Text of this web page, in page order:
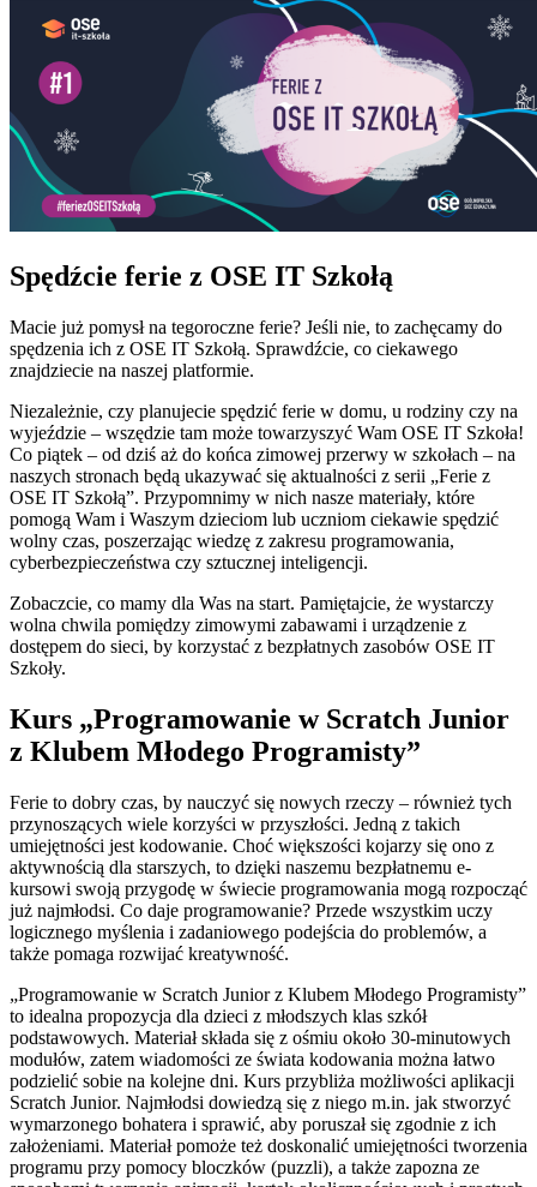
Spędźcie ferie z OSE IT Szkołą
Macie już pomysł na tegoroczne ferie? Jeśli nie, to zachęcamy do
spędzenia ich z OSE IT Szkołą. Sprawdźcie, co ciekawego
znajdziecie na naszej platformie.
Niezależnie, czy planujecie spędzić ferie w domu, u rodziny czy na
wyjeździe – wszędzie tam może towarzyszyć Wam OSE IT Szkoła!
Co piątek – od dziś aż do końca zimowej przerwy w szkołach – na
naszych stronach będą ukazywać się aktualności z serii „Ferie z
OSE IT Szkołą”. Przypomnimy w nich nasze materiały, które
pomogą Wam i Waszym dzieciom lub uczniom ciekawie spędzić
wolny czas, poszerzając wiedzę z zakresu programowania,
cyberbezpieczeństwa czy sztucznej inteligencji.
Zobaczcie, co mamy dla Was na start. Pamiętajcie, że wystarczy
wolna chwila pomiędzy zimowymi zabawami i urządzenie z
dostępem do sieci, by korzystać z bezpłatnych zasobów OSE IT
Szkoły.
Kurs „Programowanie w Scratch Junior
z Klubem Młodego Programisty”
Ferie to dobry czas, by nauczyć się nowych rzeczy – również tych
przynoszących wiele korzyści w przyszłości. Jedną z takich
umiejętności jest kodowanie. Choć większości kojarzy się ono z
aktywnością dla starszych, to dzięki naszemu bezpłatnemu e-
kursowi swoją przygodę w świecie programowania mogą rozpocząć
już najmłodsi. Co daje programowanie? Przede wszystkim uczy
logicznego myślenia i zadaniowego podejścia do problemów, a
także pomaga rozwijać kreatywność.
„Programowanie w Scratch Junior z Klubem Młodego Programisty”
to idealna propozycja dla dzieci z młodszych klas szkół
podstawowych. Materiał składa się z ośmiu około 30-minutowych
modułów, zatem wiadomości ze świata kodowania można łatwo
podzielić sobie na kolejne dni. Kurs przybliża możliwości aplikacji
Scratch Junior. Najmłodsi dowiedzą się z niego m.in. jak stworzyć
wymarzonego bohatera i sprawić, aby poruszał się zgodnie z ich
założeniami. Materiał pomoże też doskonalić umiejętności tworzenia
programu przy pomocy bloczków (puzzli), a także zapozna ze